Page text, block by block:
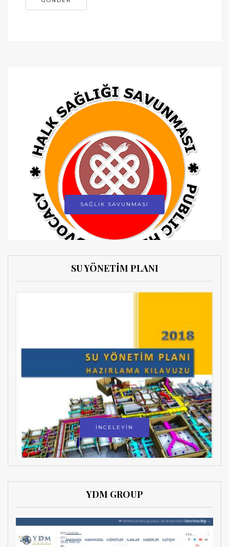
SAĞLIK SAVUNMASI
SU YÖNETİM PLANI
İNCELEYİN
YDM GROUP